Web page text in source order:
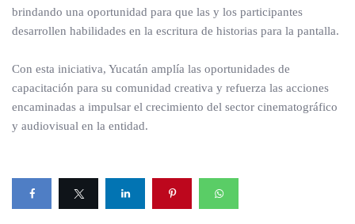
brindando una oportunidad para que las y los participantes
desarrollen habilidades en la escritura de historias para la pantalla.
Con esta iniciativa, Yucatán amplía las oportunidades de
capacitación para su comunidad creativa y refuerza las acciones
encaminadas a impulsar el crecimiento del sector cinematográfico
y audiovisual en la entidad.